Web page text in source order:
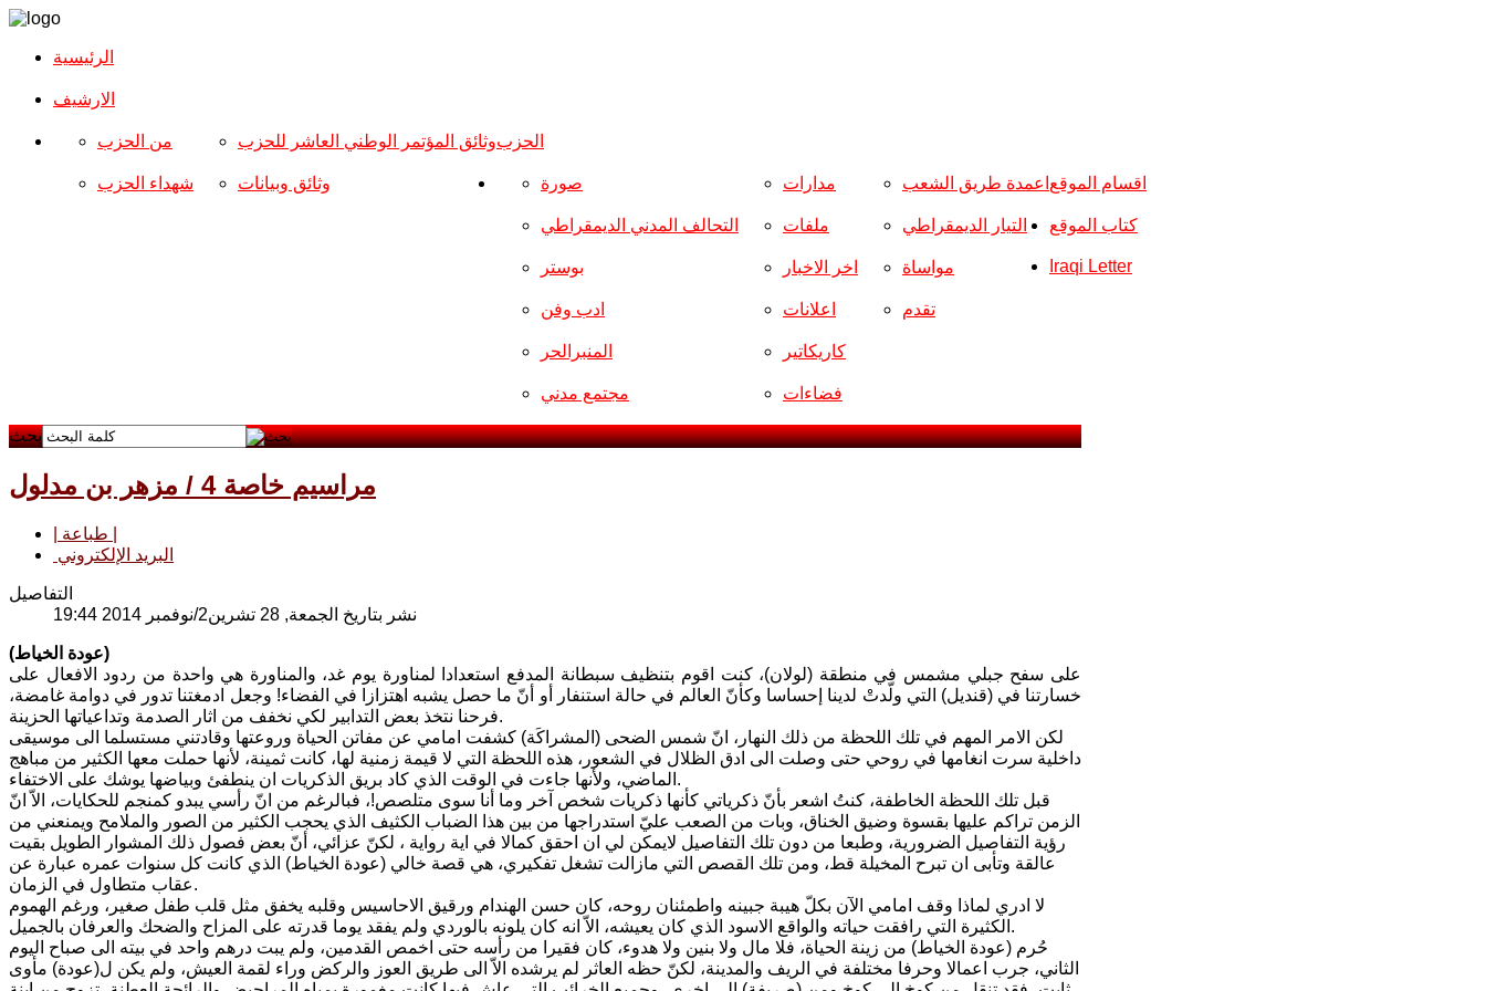
الرئيسية
الارشیف
الحزب من الحزب
شهداء الحزب
وثائق المؤتمر الوطني العاشر للحزب
وثائق وبيانات اقسام الموقع صورة
التحالف المدني الديمقراطي
بوستر
ادب وفن
المنبرالحر
مجتمع مدني
مدارات
ملفات
اخر الاخبار
اعلانات
كاريكاتير
فضاءات
اعمدة طريق الشعب
التيار الديمقراطي
مواساة
تقدم
كتاب الموقع
Iraqi Letter
بحث
مراسيم خاصة 4 / مزهر بن مدلول
البريد الإلكتروني
التفاصيل
نشر بتاريخ الجمعة, 28 تشرين2/نوفمبر 2014 19:44
(عودة الخياط)
على سفح جبلي مشمس في منطقة (لولان)، كنت اقوم بتنظيف سبطانة المدفع استعدادا لمناورة يوم غد، والمناورة هي واحدة من ردود الافعال على
خسارتنا في (قنديل) التي ولّدتْ لدينا إحساسا وكأنّ العالم في حالة استنفار أو أنّ ما حصل يشبه اهتزازا في الفضاء! وجعل ادمغتنا تدور في دوامة غامضة،
فرحنا نتخذ بعض التدابير لكي نخفف من اثار الصدمة وتداعياتها الحزينة.
لكن الامر المهم في تلك اللحظة من ذلك النهار، انّ شمس الضحى (المشراكَة) كشفت امامي عن مفاتن الحياة وروعتها وقادتني مستسلما الى موسيقى
داخلية سرت انغامها في روحي حتى وصلت الى ادق الظلال في الشعور، هذه اللحظة التي لا قيمة زمنية لها، كانت ثمينة، لأنها حملت معها الكثير من مباهج
الماضي، ولأنها جاءت في الوقت الذي كاد بريق الذكريات ان ينطفئ وبياضها يوشك على الاختفاء.
قبل تلك اللحظة الخاطفة، كنتُ اشعر بأنّ ذكرياتي كأنها ذكريات شخص آخر وما أنا سوى متلصص!، فبالرغم من انّ رأسي يبدو كمنجم للحكايات، الاّ انّ
الزمن تراكم عليها بقسوة وضيق الخناق، وبات من الصعب عليّ استدراجها من بين هذا الضباب الكثيف الذي يحجب الكثير من الصور والملامح ويمنعني من
رؤية التفاصيل الضرورية، وطبعا من دون تلك التفاصيل لايمكن لي ان احقق كمالا في اية رواية ، لكنّ عزائي، أنّ بعض فصول ذلك المشوار الطويل بقيت
عالقة وتأبى ان تبرح المخيلة قط، ومن تلك القصص التي مازالت تشغل تفكيري، هي قصة خالي (عودة الخياط) الذي كانت كل سنوات عمره عبارة عن
عقاب متطاول في الزمان.
لا ادري لماذا وقف امامي الآن بكلّ هيبة جبينه واطمئنان روحه، كان حسن الهندام ورقيق الاحاسيس وقلبه يخفق مثل قلب طفل صغير، ورغم الهموم
الكثيرة التي رافقت حياته والواقع الاسود الذي كان يعيشه، الاّ انه كان يلونه بالوردي ولم يفقد يوما قدرته على المزاح والضحك والعرفان بالجميل.
حُرم (عودة الخياط) من زينة الحياة، فلا مال ولا بنين ولا هدوء، كان فقيرا من رأسه حتى اخمص القدمين، ولم يبت درهم واحد في بيته الى صباح اليوم
الثاني، جرب اعمالا وحرفا مختلفة في الريف والمدينة، لكنّ حظه العاثر لم يرشده الاّ الى طريق العوز والركض وراء لقمة العيش، ولم يكن ل(عودة) مأوى